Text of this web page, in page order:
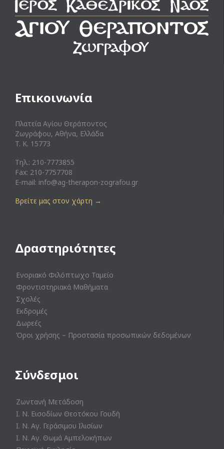
Επικοινωνία
Πλατεία Αγίου Θεράποντος
Ζωγράφου, Αθήνα, Ελλάδα
T. K. 15773
Τηλ.: 210-7773855
Fax: 210-7757708
E-mail: info@ag-therapon-zografou.gr
Βρείτε μας στον χάρτη →
Δραστηριότητες
Ενοριακό Φιλόπτωχο Ταμείο
Φροντιστηριακά Μαθήματα
Σχολές
Εκδρομές
Δωρεές
Όροι χρήσης – Προστασία προσωπικών δεδομένων
Σύνδεσμοι
Ζωντανή Μετάδοση
Ι. Ν. Εισοδίων Θεοτόκου Γουδή
Ι. Ν. Αγ. Γεράσιμου Ιλισίων
Ι. Ν. Αγ. Θωμά Αμπελοκήπων